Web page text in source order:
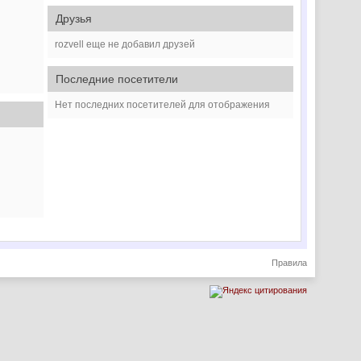
Друзья
rozvell еще не добавил друзей
Последние посетители
Нет последних посетителей для отображения
Правила